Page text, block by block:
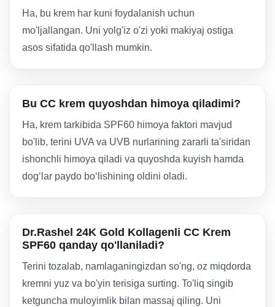
Ha, bu krem har kuni foydalanish uchun
mo'ljallangan. Uni yolg'iz o'zi yoki makiyaj ostiga
asos sifatida qo'llash mumkin.
Bu CC krem quyoshdan himoya qiladimi?
Ha, krem tarkibida SPF60 himoya faktori mavjud
bo'lib, terini UVA va UVB nurlarining zararli ta'siridan
ishonchli himoya qiladi va quyoshda kuyish hamda
dog‘lar paydo bo‘lishining oldini oladi.
Dr.Rashel 24K Gold Kollagenli CC Krem
SPF60 qanday qo'llaniladi?
Terini tozalab, namlaganingizdan so'ng, oz miqdorda
kremni yuz va bo'yin terisiga surting. To'liq singib
ketguncha muloyimlik bilan massaj qiling. Uni